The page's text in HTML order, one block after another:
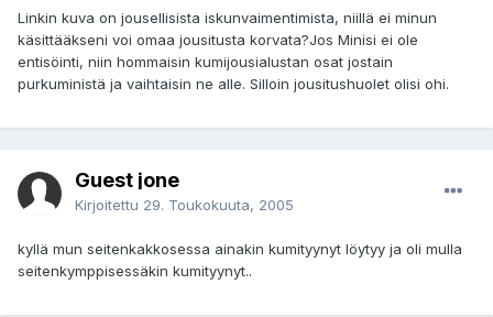
Linkin kuva on jousellisista iskunvaimentimista, niillä ei minun
käsittääkseni voi omaa jousitusta korvata?Jos Minisi ei ole
entisöinti, niin hommaisin kumijousialustan osat jostain
purkuministä ja vaihtaisin ne alle. Silloin jousitushuolet olisi ohi.
Guest jone
Kirjoitettu 29. Toukokuuta, 2005
kyllä mun seitenkakkosessa ainakin kumityynyt löytyy ja oli mulla
seitenkymppisessäkin kumityynyt..